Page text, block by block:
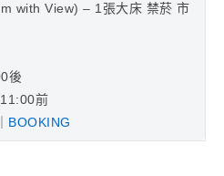
with View) – 1張大床 禁菸 市
後
前
BOOKING